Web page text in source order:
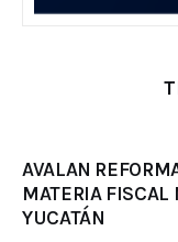
AVALAN
MATERIA FISCAL
YUCATÁN